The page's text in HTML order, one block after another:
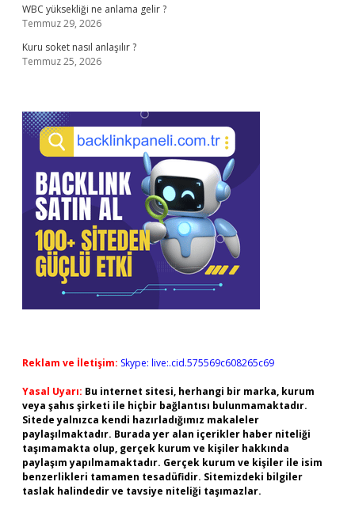
WBC yüksekliği ne anlama gelir ?
Temmuz 29, 2026
Kuru soket nasıl anlaşılır ?
Temmuz 25, 2026
Reklam ve İletişim: Skype: live:.cid.575569c608265c69
Yasal Uyarı: Bu internet sitesi, herhangi bir marka, kurum
veya şahıs şirketi ile hiçbir bağlantısı bulunmamaktadır.
Sitede yalnızca kendi hazırladığımız makaleler
paylaşılmaktadır. Burada yer alan içerikler haber niteliği
taşımamakta olup, gerçek kurum ve kişiler hakkında
paylaşım yapılmamaktadır. Gerçek kurum ve kişiler ile isim
benzerlikleri tamamen tesadüfidir. Sitemizdeki bilgiler
taslak halindedir ve tavsiye niteliği taşımazlar.